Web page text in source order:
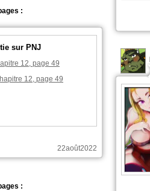
:
sur PNJ
12, page 49
12, page 49
22août2022
: